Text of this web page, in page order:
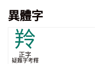
異體字
羚
正字
疑難字考釋